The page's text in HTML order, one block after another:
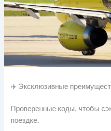
✈️ Эксклюзивные
Проверенные коды, чтобы
поездке.